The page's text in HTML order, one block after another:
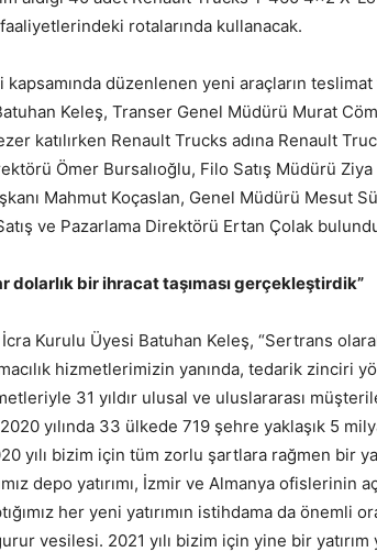
faaliyetlerindeki rotalarında kullanacak.
düzenlenen yeni araçların
Keleş, Transer Genel Müdürü Murat
katılırken Renault Trucks adına Renault
Ömer Bursalıoğlu, Filo Satış Müdürü
Mahmut Koçaslan, Genel Müdürü Mesut
ve Pazarlama Direktörü Ertan Çolak
dolarlık bir ihracat taşıması gerçekleştirdik”
Kurulu Üyesi Batuhan Keleş, “Sertrans
hizmetlerimizin yanında, tedarik zinciri
31 yıldır ulusal ve uluslararası
yılında 33 ülkede 719 şehre yaklaşık 5
yılı bizim için tüm zorlu şartlara rağmen bir
depo yatırımı, İzmir ve Almanya ofislerinin
her yeni yatırımın istihdama da önemli
vesilesi. 2021 yılı bizim için yine bir yatırım